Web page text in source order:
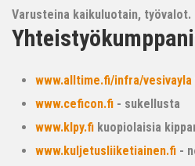
Varusteina kaikuluotain, työvalot.
www.alltime.fi/infra/vesivayla
www.ceficon.fi - sukellusta
www.klpy.fi kuopiolaisia
www.kuljetusliiketiainen.fi -